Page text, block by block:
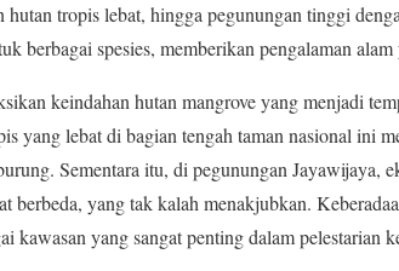
hutan tropis lebat, hingga pegunungan tinggi
berbagai spesies, memberikan pengalaman
keindahan hutan mangrove yang menjadi
yang lebat di bagian tengah taman nasional ini
Sementara itu, di pegunungan Jayawijaya,
berbeda, yang tak kalah menakjubkan.
kawasan yang sangat penting dalam pelestarian